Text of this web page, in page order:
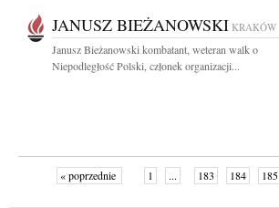
JANUSZ BIEŻANOWSKI KRAKÓW
Janusz Bieżanowski kombatant, weteran walk o
Niepodległość Polski, członek organizacji...
« poprzednie 1 ... 183 184 185